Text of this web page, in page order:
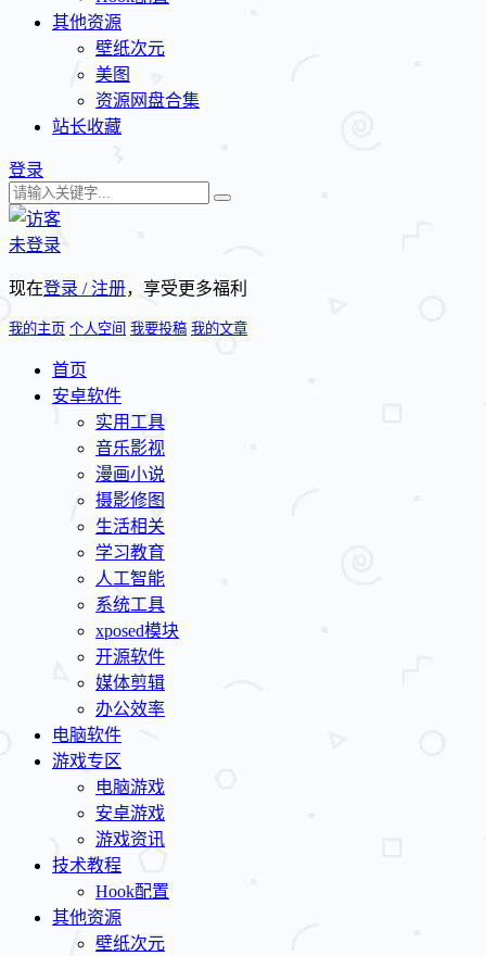
其他资源
壁纸次元
美图
资源网盘合集
站长收藏
登录
未登录
现在登录 / 注册，享受更多福利
我的主页 个人空间 我要投稿 我的文章
首页
安卓软件
实用工具
音乐影视
漫画小说
摄影修图
生活相关
学习教育
人工智能
系统工具
xposed模块
开源软件
媒体剪辑
办公效率
电脑软件
游戏专区
电脑游戏
安卓游戏
游戏资讯
技术教程
Hook配置
其他资源
壁纸次元